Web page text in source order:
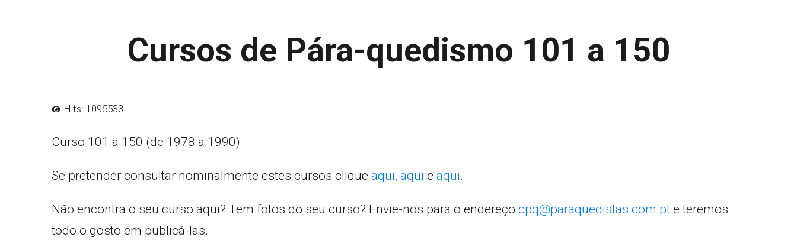
Cursos de Pára-quedismo 101 a 150
Hits: 1095533
Curso 101 a 150 (de 1978 a 1990)
Se pretender consultar nominalmente estes cursos clique aqui, aqui e aqui.
Não encontra o seu curso aqui? Tem fotos do seu curso? Envie-nos para o endereço cpq@paraquedistas.com.pt e teremos
todo o gosto em publicá-las.